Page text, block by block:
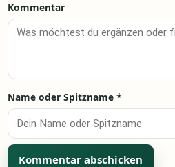
Kommentar
Name oder Spitzname *